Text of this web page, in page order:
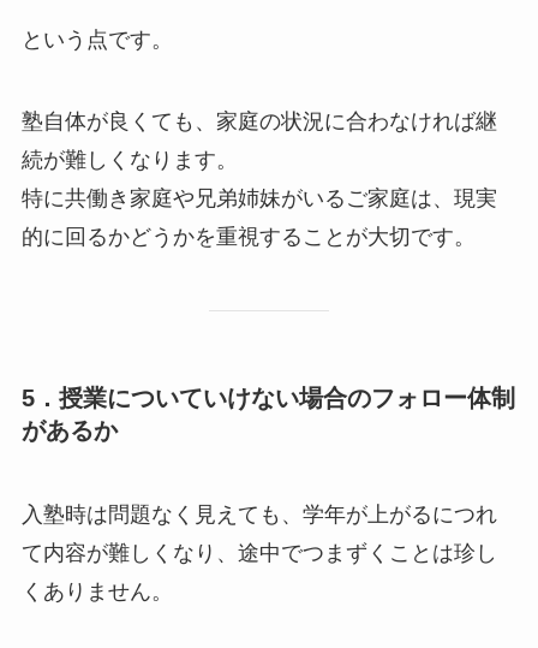
という点です。
塾自体が良くても、家庭の状況に合わなければ継
続が難しくなります。
特に共働き家庭や兄弟姉妹がいるご家庭は、現実
的に回るかどうかを重視することが大切です。
5．授業についていけない場合のフォロー体制
があるか
入塾時は問題なく見えても、学年が上がるにつれ
て内容が難しくなり、途中でつまずくことは珍し
くありません。